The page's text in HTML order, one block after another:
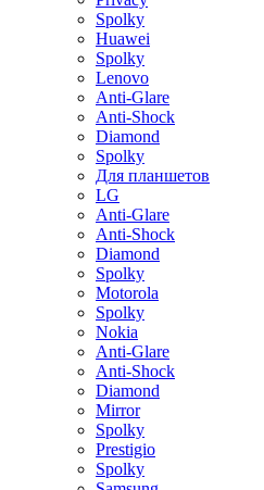
Spolky
Huawei
Spolky
Lenovo
Anti-Glare
Anti-Shock
Diamond
Spolky
Для планшетов
LG
Anti-Glare
Anti-Shock
Diamond
Spolky
Motorola
Spolky
Nokia
Anti-Glare
Anti-Shock
Diamond
Mirror
Spolky
Prestigio
Spolky